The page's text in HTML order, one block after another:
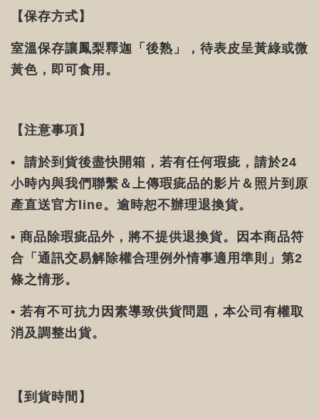
【保存方式】
室溫保存讓鳳梨釋迦「後熟」，待表皮呈黃綠或微
黃色，即可食用。
【注意事項】
• 請於到貨後盡快開箱，若有任何瑕疵，請於24
小時內與我們聯繫＆上傳瑕疵品的影片＆照片到原
產直送官方line。逾時恕不辦理退換貨。
• 商品除瑕疵品外，將不提供退換貨。因本商品符
合「通訊交易解除權合理例外情事適用準則」第2
條之情形。
• 若有不可抗力因素導致供貨問題，本公司有權取
消及調整出貨。
【到貨時間】